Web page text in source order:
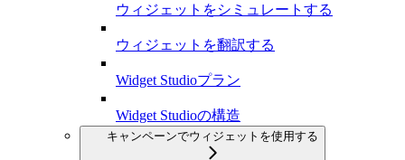
ウィジェットをシミュレートする
ウィジェットを翻訳する
Widget Studioプラン
Widget Studioの構造
キャンペーンでウィジェットを使用する